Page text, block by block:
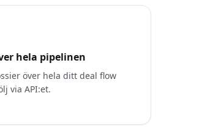
hela pipelinen
över hela ditt deal flow
via API:et.